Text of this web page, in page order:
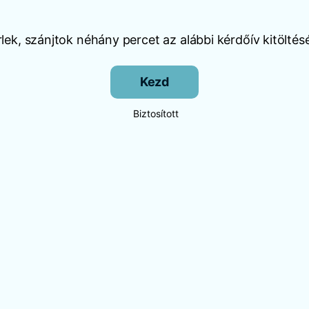
szánjtok néhány percet az alábbi kérdőív
Kezd
Biztosított